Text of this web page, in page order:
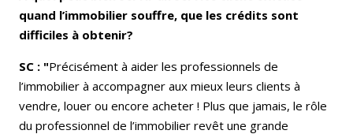
quand l’immobilier souffre, que les crédits sont
difficiles à obtenir?
SC : "Précisément à aider les professionnels de
l’immobilier à accompagner aux mieux leurs clients à
vendre, louer ou encore acheter ! Plus que jamais, le rôle
du professionnel de l’immobilier revêt une grande